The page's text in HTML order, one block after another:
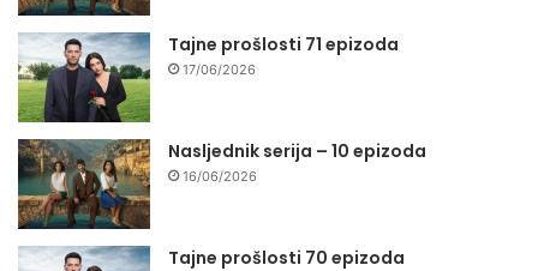
Tajne prošlosti 71 epizoda
17/06/2026
Nasljednik serija – 10 epizoda
16/06/2026
Tajne prošlosti 70 epizoda